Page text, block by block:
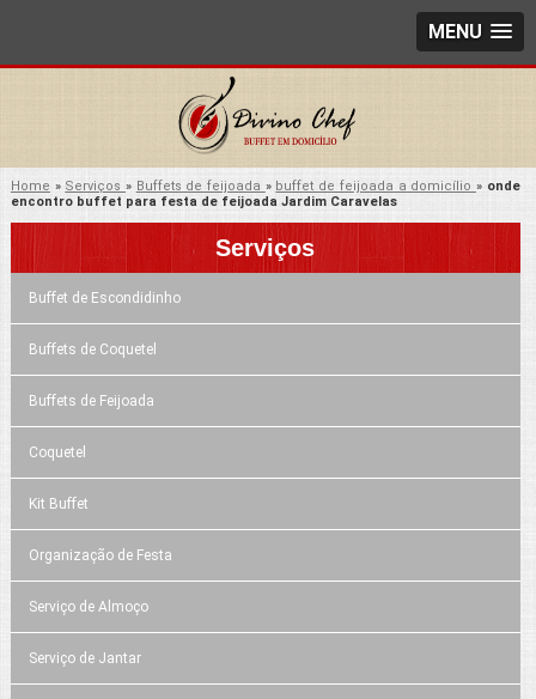
MENU
Home » Serviços» Buffets de feijoada » buffet de feijoada a domicílio » onde
encontro buffet para festa de feijoada Jardim Caravelas
Serviços
Buffet de Escondidinho
Buffets de Coquetel
Buffets de Feijoada
Coquetel
Kit Buffet
Organização de Festa
Serviço de Almoço
Serviço de Jantar